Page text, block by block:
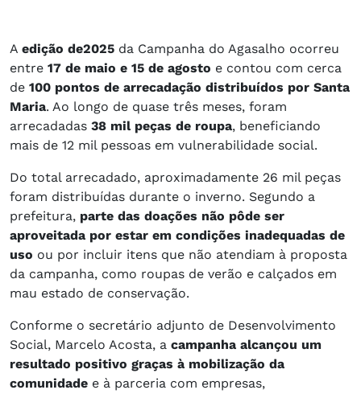
A edição de2025 da Campanha do Agasalho ocorreu
entre 17 de maio e 15 de agosto e contou com cerca
de 100 pontos de arrecadação distribuídos por Santa
Maria. Ao longo de quase três meses, foram
arrecadadas 38 mil peças de roupa, beneficiando
mais de 12 mil pessoas em vulnerabilidade social.
Do total arrecadado, aproximadamente 26 mil peças
foram distribuídas durante o inverno. Segundo a
prefeitura, parte das doações não pôde ser
aproveitada por estar em condições inadequadas de
uso ou por incluir itens que não atendiam à proposta
da campanha, como roupas de verão e calçados em
mau estado de conservação.
Conforme o secretário adjunto de Desenvolvimento
Social, Marcelo Acosta, a campanha alcançou um
resultado positivo graças à mobilização da
comunidade e à parceria com empresas,